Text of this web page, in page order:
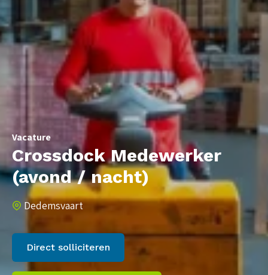
Vacature
Crossdock Medewerker
(avond / nacht)
Dedemsvaart
Direct solliciteren